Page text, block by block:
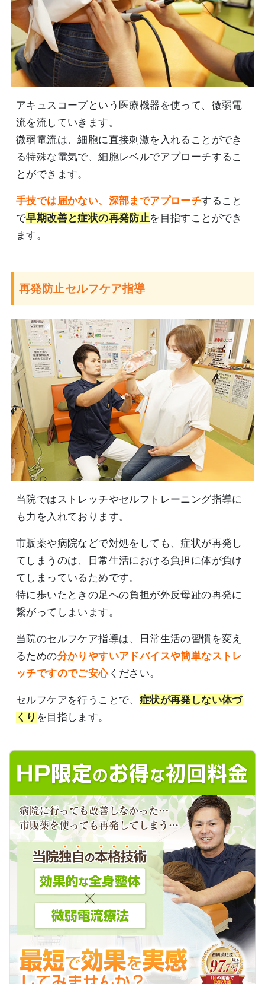
アキュスコープという医療機器を使って、微弱電
流を流していきます。
微弱電流は、細胞に直接刺激を入れることができ
る特殊な電気で、細胞レベルでアプローチするこ
とができます。
手技では届かない、深部までアプローチすること
で早期改善と症状の再発防止を目指すことができ
ます。
再発防止セルフケア指導
当院ではストレッチやセルフトレーニング指導に
も力を入れております。
市販薬や病院などで対処をしても、症状が再発し
てしまうのは、日常生活における負担に体が負け
てしまっているためです。
特に歩いたときの足への負担が外反母趾の再発に
繋がってしまいます。
当院のセルフケア指導は、日常生活の習慣を変え
るための分かりやすいアドバイスや簡単なストレ
ッチですのでご安心ください。
セルフケアを行うことで、 症状が再発しない体づ
くり を目指します。